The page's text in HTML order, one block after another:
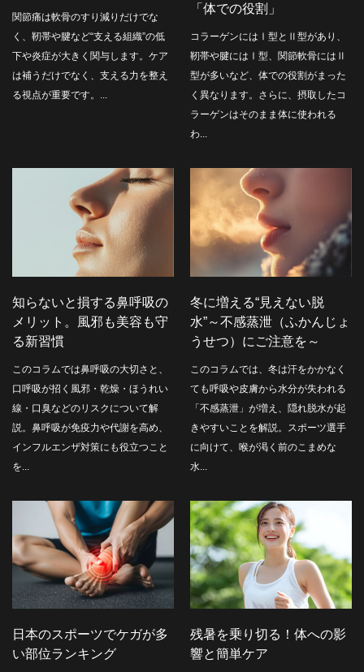
関節痛は軟骨のすり減りだけでな
く、靭帯や腱など“支える組織”の低
下や炎症が大きく関与します。ケア
は補うだけでなく、支える力を整え
る視点が重要です。...
「体での役割」
コラーゲンにはⅠ型とⅡ型があり、
靭帯や腱にはⅠ型、関節軟骨にはⅡ
型が多いなど、体での役割がまった
く異なります。さらに、摂取したコ
ラーゲンはそのまま体に使われる
わ...
知らないと損する鼻呼吸の
メリット。風邪も美容も守
る新習慣
このコラムでは鼻呼吸の大切さと、
口呼吸が招く風邪・乾燥・ほうれい
線・口臭などのリスクについて解
説。鼻呼吸が免疫力や代謝を高め、
インフルエンザ対策にも役立つこと
を...
冬に増える“見えない脱
水”～不感蒸泄（ふかんじょ
うせつ）にご注意を～
このコラムでは、冬は汗をかかなく
ても呼吸や皮膚から水分が失われる
「不感蒸泄」が増え、隠れ脱水が起
きやすいことを解説。スポーツ選手
に向けて、喉が渇く前のこまめな
水...
日本のスポーツでケガが多
い部位ランキング
残暑を乗り切る！体への影
響と簡単ケア